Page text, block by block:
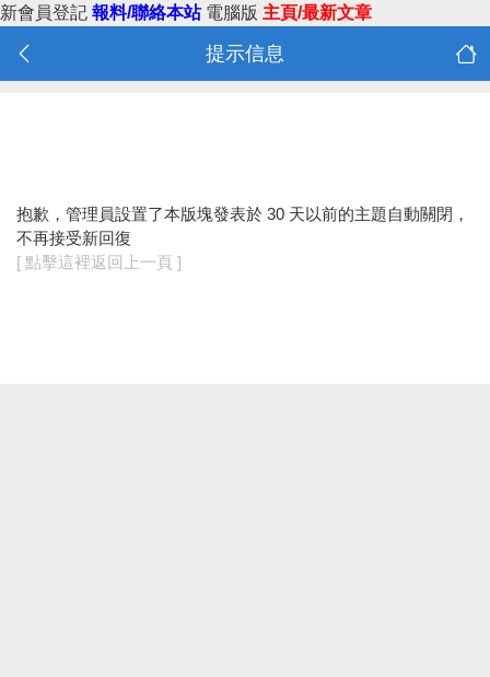
新會員登記 報料/聯絡本站 電腦版 主頁/最新文章
提示信息
抱歉，管理員設置了本版塊發表於 30 天以前的主題自動關閉，
不再接受新回復
[ 點擊這裡返回上一頁 ]